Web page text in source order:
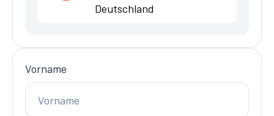
Vorname
Deutschland